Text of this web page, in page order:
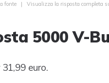
fonte | Visualizza la risposta completa
5000 V-
euro.